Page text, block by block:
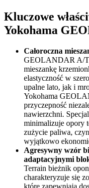
Kluczowe
Yokohama
Całoroczna
GEOLANDAR A/T
mieszankę
elastyczność w
upalne lato, jak i
Yokohama
przyczepność
nawierzchni.
minimalizuje opory
zużycie paliwa,
wyjątkowo
Agresywny wzór
adaptacyjnymi
Terrain bieżnik
charakteryzuje się